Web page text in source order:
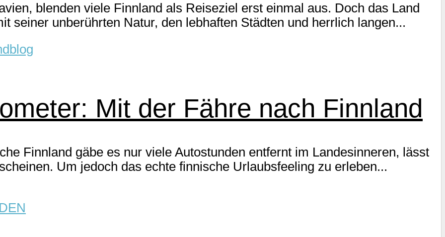
blenden viele Finnland als Reiseziel erst einmal aus. Doch das Land
seiner unberührten Natur, den lebhaften Städten und herrlich langen...
Mit der Fähre nach Finnland
Finnland gäbe es nur viele Autostunden entfernt im Landesinneren, lässt
Um jedoch das echte finnische Urlaubsfeeling zu erleben...